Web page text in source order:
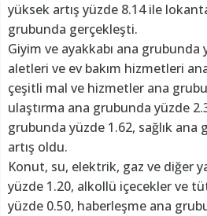
yüksek artış yüzde 8.14 ile
grubunda gerçekleşti.
Giyim ve ayakkabı ana grubunda
aletleri ve ev bakım hizmetleri
çeşitli mal ve hizmetler ana
ulaştırma ana grubunda yüzde
grubunda yüzde 1.62, sağlık ana
artış oldu.
Konut, su, elektrik, gaz ve diğer
yüzde 1.20, alkollü içecekler ve
yüzde 0.50, haberleşme ana